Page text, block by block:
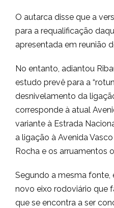
O autarca disse que a
para a requalificação
apresentada em reunião
No entanto, adiantou
estudo prevê para a
desnivelamento da
corresponde à atual
variante à Estrada
a ligação à Avenida
Rocha e os arruamentos
Segundo a mesma
novo eixo rodoviário que
que se encontra a ser